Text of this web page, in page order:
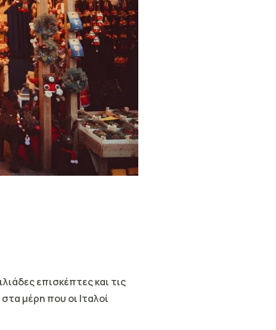
επισκέπτες και τις
μέρη που οι Ιταλοί